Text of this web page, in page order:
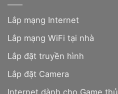
Lắp mạng Internet
Lắp mạng WiFi tại nhà
Lắp đặt truyền hình
Lắp đặt Camera
Internet dành cho Game thủ